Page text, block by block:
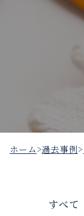
ホーム>過去事例>
すべて